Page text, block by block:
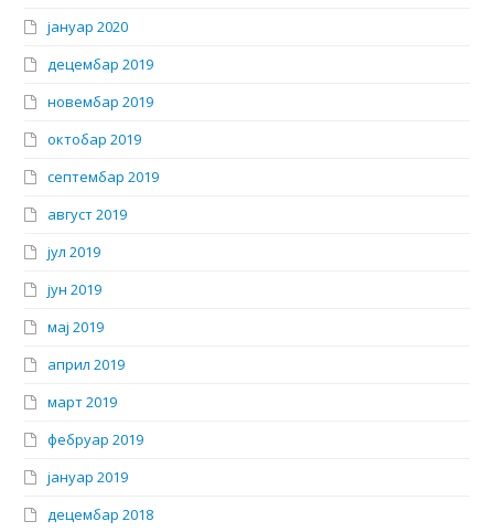
јануар 2020
децембар 2019
новембар 2019
октобар 2019
септембар 2019
август 2019
јул 2019
јун 2019
мај 2019
април 2019
март 2019
фебруар 2019
јануар 2019
децембар 2018